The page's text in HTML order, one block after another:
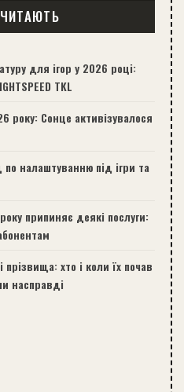
для ігор у 2026 році:
TKL
року: Сонце активізувалося
налаштуванню під ігри та
припиняє деякі послуги:
прізвища: хто і коли їх почав
насправді